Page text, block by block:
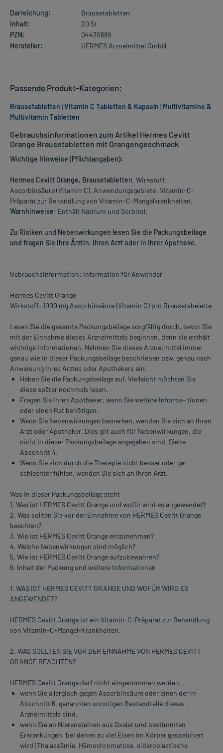
Darreichung:
Brausetabletten
Inhalt:
20 St
PZN:
04470889
Hersteller:
HERMES Arzneimittel GmbH
Gebrauchsinformationen zum Artikel Hermes Cevitt
Orange Brausetabletten mit Orangengeschmack
Wichtige Hinweise (Pflichtangaben):
Hermes Cevitt Orange, Brausetabletten. Wirkstoff:
Ascorbinsäure (Vitamin C). Anwendungsgebiete: Vitamin-C-
Präparat zur Behandlung von Vitamin-C-Mangelkrankheiten.
Warnhinweise: Enthält Natrium und Sorbitol.
Zu Risiken und Nebenwirkungen lesen Sie die Packungsbeilage
und fragen Sie Ihre Ärztin, Ihren Arzt oder in Ihrer Apotheke.
Gebrauchsinformation: Information für Anwender
Hermes Cevitt Orange
Wirkstoff: 1000 mg Ascorbinsäure (Vitamin C) pro Brausetabelette
Lesen Sie die gesamte Packungsbeilage sorgfältig durch, bevor Sie
mit der Einnahme dieses Arzneimittels beginnen, denn sie enthält
wichtige Informationen. Nehmen Sie dieses Arzneimittel immer
genau wie in dieser Packungsbeilage beschrieben bzw. genau nach
Anweisung Ihres Arztes oder Apothekers ein.
Heben Sie die Packungsbeilage auf. Vielleicht möchten Sie
diese später nochmals lesen.
Fragen Sie Ihren Apotheker, wenn Sie weitere Informa– tionen
oder einen Rat benötigen.
Wenn Sie Nebenwirkungen bemerken, wenden Sie sich an Ihren
Arzt oder Apotheker. Dies gilt auch für Nebenwirkungen, die
nicht in dieser Packungsbeilage angegeben sind. Siehe
Abschnitt 4.
Wenn Sie sich durch die Therapie nicht besser oder gar
schlechter fühlen, wenden Sie sich an Ihren Arzt.
Was in dieser Packungsbeilage steht
1. Was ist HERMES Cevitt Orange und wofür wird es angewendet?
2. Was sollten Sie vor der Einnahme von HERMES Cevitt Orange
beachten?
3. Wie ist HERMES Cevitt Orange einzunehmen?
4. Welche Nebenwirkungen sind möglich?
5. Wie ist HERMES Cevitt Orange aufzubewahren?
6. Inhalt der Packung und weitere Informationen
1. WAS IST HERMES CEVITT ORANGE UND WOFÜR WIRD ES
ANGEWENDET?
HERMES Cevitt Orange ist ein Vitamin-C-Präparat zur Behandlung
von Vitamin-C-Mangel-Krankheiten.
2. WAS SOLLTEN SIE VOR DER EINNAHME VON HERMES CEVITT
ORANGE BEACHTEN?
HERMES Cevitt Orange darf nicht eingenommen werden,
wenn Sie allergisch gegen Ascorbinsäure oder einen der in
Abschnitt 6. genannten sonstigen Bestandteile dieses
Arzneimittels sind.
wenn Sie an Nierensteinen aus Oxalat und bestimmten
Erkrankungen, bei denen zu viel Eisen im Körper gespeichert
wird (Thalassämie, Hämochromatose, sideroblastische
Passende Produkt-Kategorien:
Brausetabletten |Vitamin C Tabletten & Kapseln | Multivitamine &
Multivitamin Tabletten